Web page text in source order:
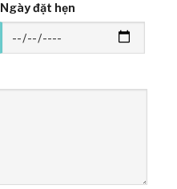
Ngày đặt hẹn